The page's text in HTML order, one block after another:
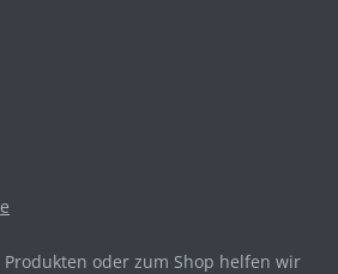
Produkten oder zum Shop helfen wir